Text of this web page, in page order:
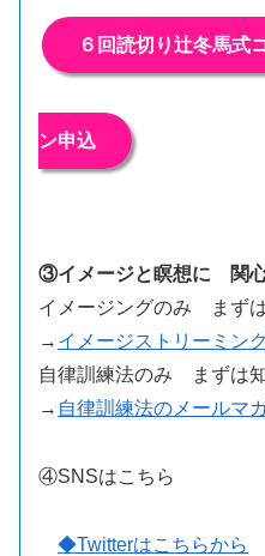
６回読切り辻冬馬式
ン申込
③イメージと瞑想に 関心
イメージングのみ まず
→ イメージストリーミン
自律訓練法のみ まずは
→ 自律訓練法のメールマ
④SNSはこちら
◆Twitterはこちらから